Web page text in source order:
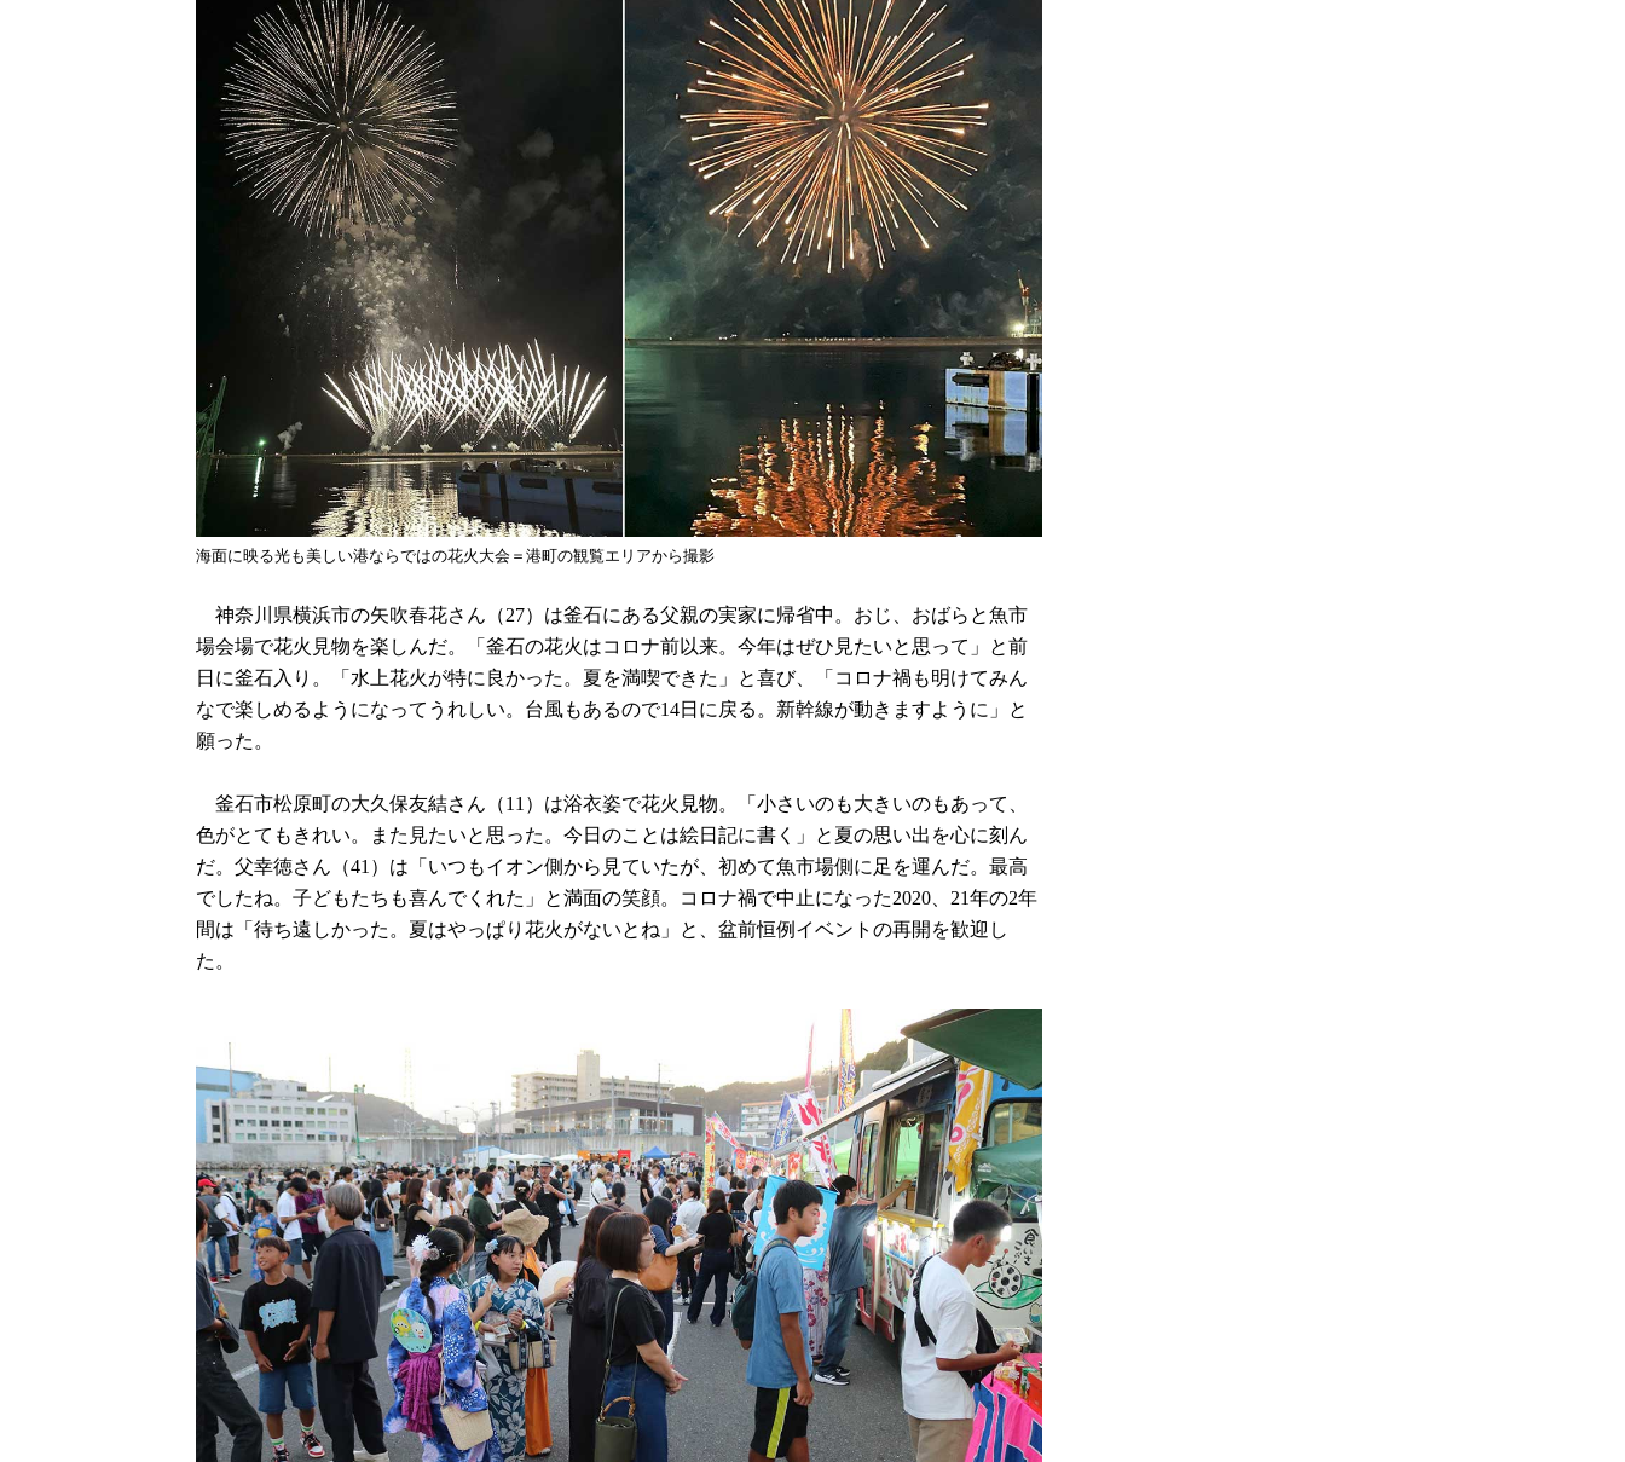
海面に映る光も美しい港ならではの花火大会＝港町の観覧エリアから撮影
神奈川県横浜市の矢吹春花さん（27）は釜石にある父親の実家に帰省中。おじ、おばらと魚市
場会場で花火見物を楽しんだ。「釜石の花火はコロナ前以来。今年はぜひ見たいと思って」と前
日に釜石入り。「水上花火が特に良かった。夏を満喫できた」と喜び、「コロナ禍も明けてみん
なで楽しめるようになってうれしい。台風もあるので14日に戻る。新幹線が動きますように」と
願った。
釜石市松原町の大久保友結さん（11）は浴衣姿で花火見物。「小さいのも大きいのもあって、
色がとてもきれい。また見たいと思った。今日のことは絵日記に書く」と夏の思い出を心に刻ん
だ。父幸徳さん（41）は「いつもイオン側から見ていたが、初めて魚市場側に足を運んだ。最高
でしたね。子どもたちも喜んでくれた」と満面の笑顔。コロナ禍で中止になった2020、21年の2年
間は「待ち遠しかった。夏はやっぱり花火がないとね」と、盆前恒例イベントの再開を歓迎し
た。